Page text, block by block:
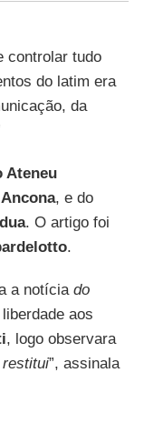
controlar tudo
do latim era
da
Ateneu
Ancona, e do
. O artigo foi
.
a notícia do
aos
, logo observara
restitui”, assinala